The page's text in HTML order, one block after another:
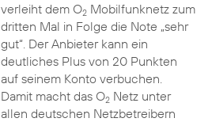
verleiht dem O2Mobilfunknetz zum
dritten Mal in Folge die Note „sehr
gut“. Der Anbieter kann ein
deutliches Plus von 20 Punkten
auf seinem Konto verbuchen.
Damit macht das O2Netz unter
allen deutschen Netzbetreibern